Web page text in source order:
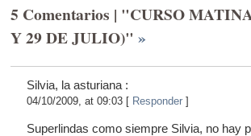
5 Comentarios | "CURSO
Y 29 DE JULIO)" »
Silvia, la asturiana :
04/10/2009, at 09:03 [ Responder ]
Superlindas como siempre Silvia, no hay